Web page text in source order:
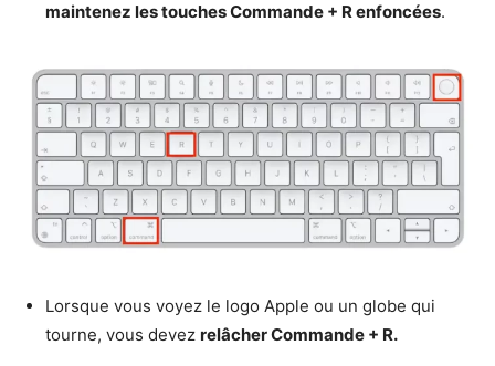
maintenez les touches Commande + R enfoncées.
Lorsque vous voyez le logo Apple ou un globe qui
tourne, vous devez relâcher Commande + R.